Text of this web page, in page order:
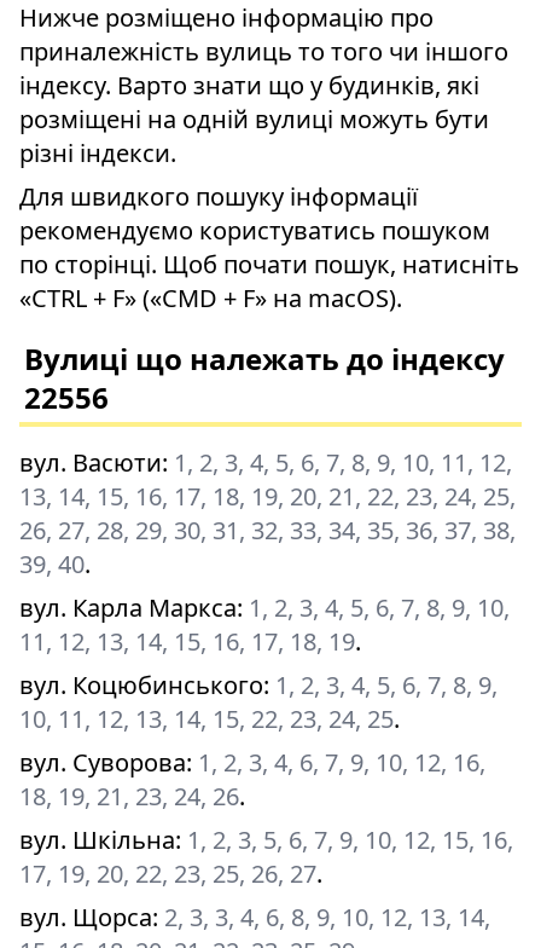
Нижче розміщено інформацію про
приналежність вулиць то того чи іншого
індексу. Варто знати що у будинків, які
розміщені на одній вулиці можуть бути
різні індекси.
Для швидкого пошуку інформації
рекомендуємо користуватись пошуком
по сторінці. Щоб почати пошук, натисніть
«CTRL + F» («CMD + F» на macOS).
Вулиці що належать до індексу
22556
вул. Васюти: 1, 2, 3, 4, 5, 6, 7, 8, 9, 10, 11, 12,
13, 14, 15, 16, 17, 18, 19, 20, 21, 22, 23, 24, 25,
26, 27, 28, 29, 30, 31, 32, 33, 34, 35, 36, 37, 38,
39, 40.
вул. Карла Маркса: 1, 2, 3, 4, 5, 6, 7, 8, 9, 10,
11, 12, 13, 14, 15, 16, 17, 18, 19.
вул. Коцюбинського: 1, 2, 3, 4, 5, 6, 7, 8, 9,
10, 11, 12, 13, 14, 15, 22, 23, 24, 25.
вул. Суворова: 1, 2, 3, 4, 6, 7, 9, 10, 12, 16,
18, 19, 21, 23, 24, 26.
вул. Шкільна: 1, 2, 3, 5, 6, 7, 9, 10, 12, 15, 16,
17, 19, 20, 22, 23, 25, 26, 27.
вул. Щорса: 2, 3, 3, 4, 6, 8, 9, 10, 12, 13, 14,